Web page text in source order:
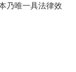
乃唯一具法律效